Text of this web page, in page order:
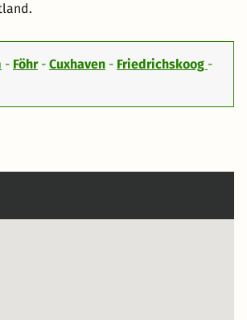
- Föhr- Cuxhaven - Friedrichskoog -